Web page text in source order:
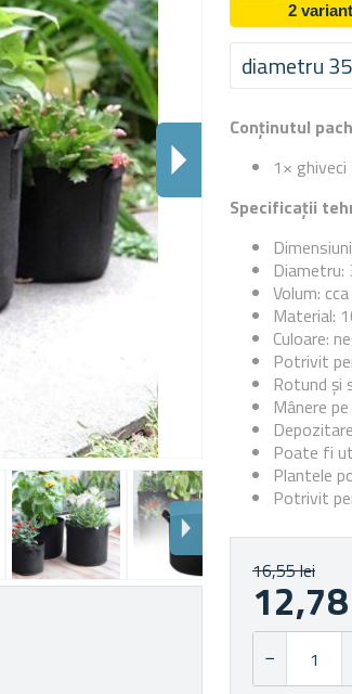
2
diametru
Conținutul
1×
Specificații
Diametru:
Volum:
Material:
Culoare:
Potrivit
Rotund și
Mânere
Poate fi
Plantele
Potrivit
16,55 lei